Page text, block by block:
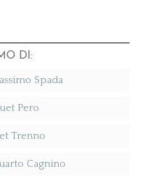
DI:
Spada
Pero
Trenno
Cagnino